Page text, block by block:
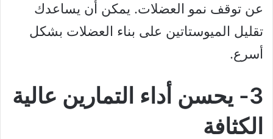
عن توقف نمو العضلات. يمكن أن يساعدك
تقليل الميوستاتين على بناء العضلات بشكل
أسرع.
3- يحسن أداء التمارين عالية
الكثافة